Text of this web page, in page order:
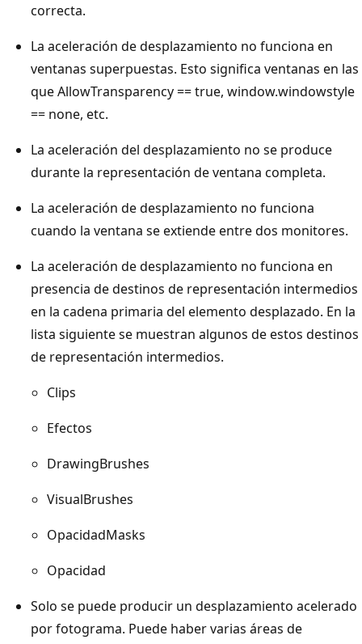
correcta.
La aceleración de desplazamiento no funciona en
ventanas superpuestas. Esto significa ventanas en las
que AllowTransparency == true, window.windowstyle
== none, etc.
La aceleración del desplazamiento no se produce
durante la representación de ventana completa.
La aceleración de desplazamiento no funciona
cuando la ventana se extiende entre dos monitores.
La aceleración de desplazamiento no funciona en
presencia de destinos de representación intermedios
en la cadena primaria del elemento desplazado. En la
lista siguiente se muestran algunos de estos destinos
de representación intermedios.
Clips
Efectos
DrawingBrushes
VisualBrushes
OpacidadMasks
Opacidad
Solo se puede producir un desplazamiento acelerado
por fotograma. Puede haber varias áreas de